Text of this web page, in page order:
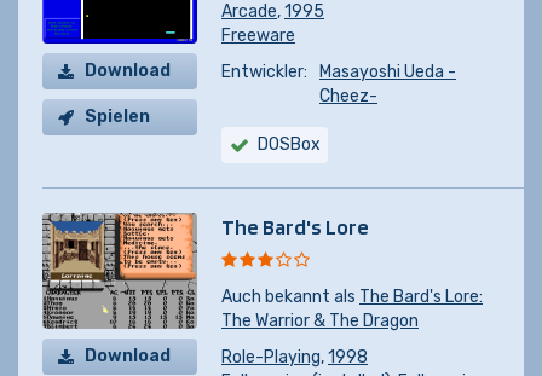
Download
Spielen
Arcade,1995
Freeware
Entwickler:
Masayoshi Ueda -
Cheez-
DOSBox
Download
The Bard's Lore
Auch bekannt als The Bard's Lore:
The Warrior & The Dragon
Role-Playing,1998